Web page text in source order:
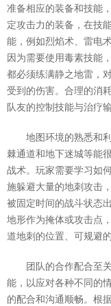
准备相应的装备和技能
定攻击力的装备，在技
能，例如烈焰术、雷电
因为需要使用毒素技能
都必须练满静之地雷，
受到的伤害。合理的消
队友的控制技能与治疗输
地图环境的熟悉和
棘通道和地下迷城等能
战术。玩家需要学习如
施躲避大量的地刺攻击
被固定时间的战斗状态
地形作为掩体或攻击点
道地刺的位置、可规避
团队的合作配合至
能，以应对各种不同的
的配合和沟通顺畅。根